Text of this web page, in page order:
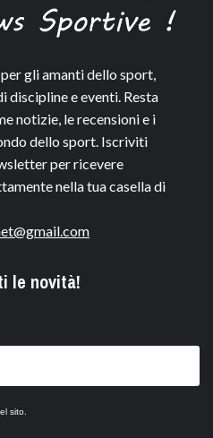
gli amanti dello sport,
discipline e eventi. Resta
notizie, le recensioni e i
dello sport. Iscriviti
per ricevere
nella tua casella di
le novità!
sito.